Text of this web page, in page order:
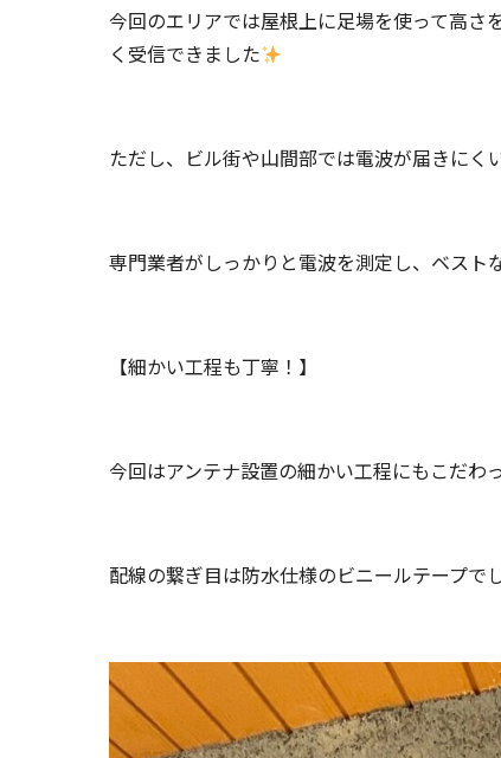
今回のエリアでは屋根上に足場を使って高さ
く受信できました
ただし、ビル街や山間部では電波が届きに
専門業者がしっかりと電波を測定し、ベスト
【細かい工程も丁寧！】
今回はアンテナ設置の細かい工程にもこだわ
配線の繋ぎ目は防水仕様のビニールテープで